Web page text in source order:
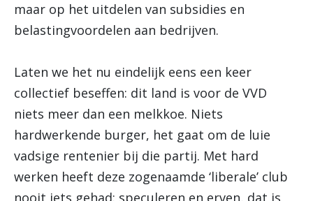
maar op het uitdelen van subsidies en
belastingvoordelen aan bedrijven.
Laten we het nu eindelijk eens een keer
collectief beseffen: dit land is voor de VVD
niets meer dan een melkkoe. Niets
hardwerkende burger, het gaat om de luie
vadsige rentenier bij die partij. Met hard
werken heeft deze zogenaamde ‘liberale’ club
nooit iets gehad: speculeren en erven, dat is